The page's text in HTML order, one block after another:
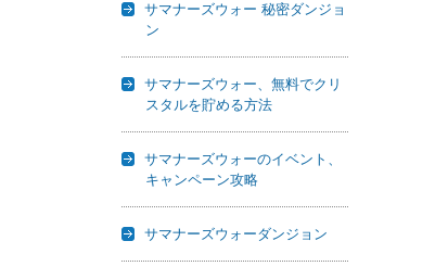
サマナーズウォー 秘密ダンジョ
ン
サマナーズウォー、無料でクリ
スタルを貯める方法
サマナーズウォーのイベント、
キャンペーン攻略
サマナーズウォーダンジョン